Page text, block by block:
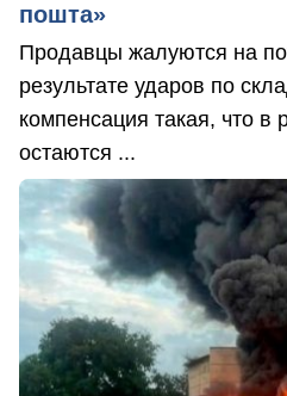
пошта»
Продавцы жалуются на
результате ударов по
компенсация такая, что в
остаются ...